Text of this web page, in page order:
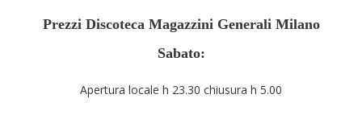
Prezzi Discoteca Magazzini Generali Milano
Sabato:
Apertura locale h 23.30 chiusura h 5.00